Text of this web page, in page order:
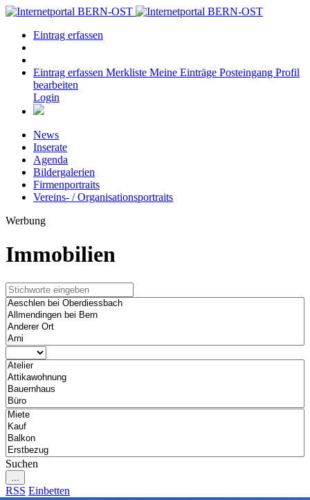
Eintrag erfassen
Eintrag erfassen Merkliste Meine Einträge Posteingang Profil
bearbeiten
Login
News
Inserate
Agenda
Bildergalerien
Firmenportraits
Vereins- / Organisationsportraits
Werbung
Immobilien
Suchen
RSS Einbetten